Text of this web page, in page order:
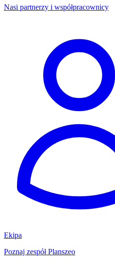
Nasi partnerzy i współpracownicy
Ekipa
Poznaj zespół Planszeo